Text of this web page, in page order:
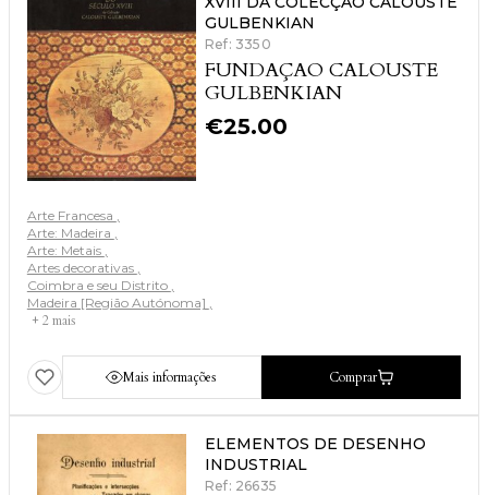
GULBENKIAN
Ref: 3350
FUNDAÇAO CALOUSTE
GULBENKIAN
€25.00
Arte Francesa
Arte: Madeira
Arte: Metais
Artes decorativas
Coimbra e seu Distrito
Madeira [Região Autónoma]
+ 2 mais
Mais informações Comprar
ELEMENTOS DE DESENHO
INDUSTRIAL
Ref: 26635